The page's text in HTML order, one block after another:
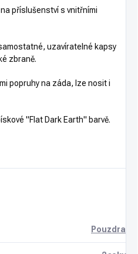
příslušenství s vnitřními
uzavíratelné kapsy
zbraně.
popruhy na záda, lze nosit i
"Flat Dark Earth" barvě.
Pouzdra